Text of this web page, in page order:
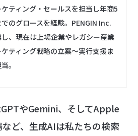
ティング・セールスを担当し年商5
のグロースを経験。PENGIN Inc.
、現在は上場企業やレガシー産業
ティング戦略の立案〜実行支援ま
。
やGemini、そしてApple
ど、生成AIは私たちの検索